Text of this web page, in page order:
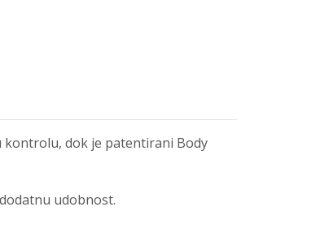
kontrolu, dok je patentirani Body
udobnost.